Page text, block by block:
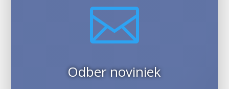

Odber noviniek